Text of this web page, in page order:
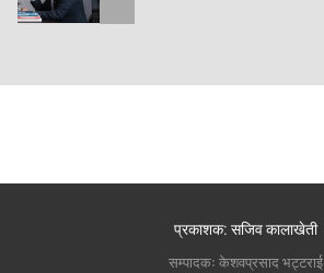
प्रकाशक: सजिव कालाखेती
सम्पादकः केशवप्रसाद भट्टराई